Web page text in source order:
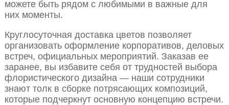
можете быть рядом с любимыми в важные для
них моменты.
Круглосуточная доставка цветов позволяет
организовать оформление корпоративов, деловых
встреч, официальных мероприятий. Заказав ее
заранее, вы избавите себя от трудностей выбора
флористического дизайна — наши сотрудники
знают толк в сборке потрясающих композиций,
которые подчеркнут основную концепцию встречи.